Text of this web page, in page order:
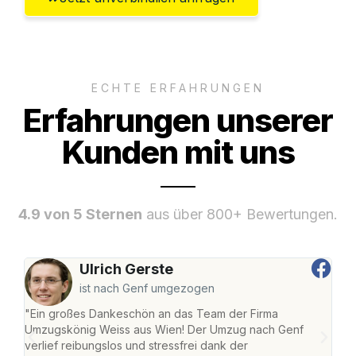
ECHTE ERFAHRUNGEN
Erfahrungen unserer
Kunden mit uns
4.9 von 5 Sternen aus über 800+ Bewertungen.
Ulrich Gerste
ist nach Genf umgezogen
"Ein großes Dankeschön an das Team der Firma
Umzugskönig Weiss aus Wien! Der Umzug nach Genf
verlief reibungslos und stressfrei dank der